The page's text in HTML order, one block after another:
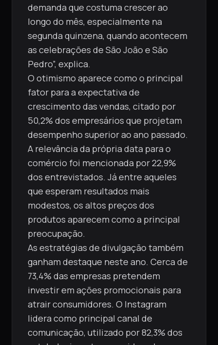
demanda que costuma crescer ao
longo do mês, especialmente na
segunda quinzena, quando acontecem
as celebrações de São João e São
Pedro”, explica.
O otimismo aparece como o principal
fator para a expectativa de
crescimento das vendas, citado por
50,2% dos empresários que projetam
desempenho superior ao ano passado.
A relevância da própria data para o
comércio foi mencionada por 22,9%
dos entrevistados. Já entre aqueles
que esperam resultados mais
modestos, os altos preços dos
produtos aparecem como a principal
preocupação.
As estratégias de divulgação também
ganham destaque neste ano. Cerca de
73,4% das empresas pretendem
investir em ações promocionais para
atrair consumidores. O Instagram
lidera como principal canal de
comunicação, utilizado por 82,3% dos